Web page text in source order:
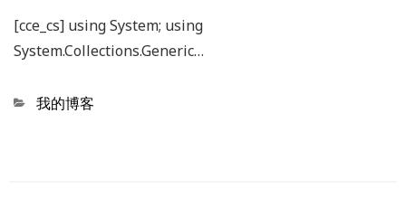
[cce_cs] using System; using
System.Collections.Generic…
Categories
我的博客